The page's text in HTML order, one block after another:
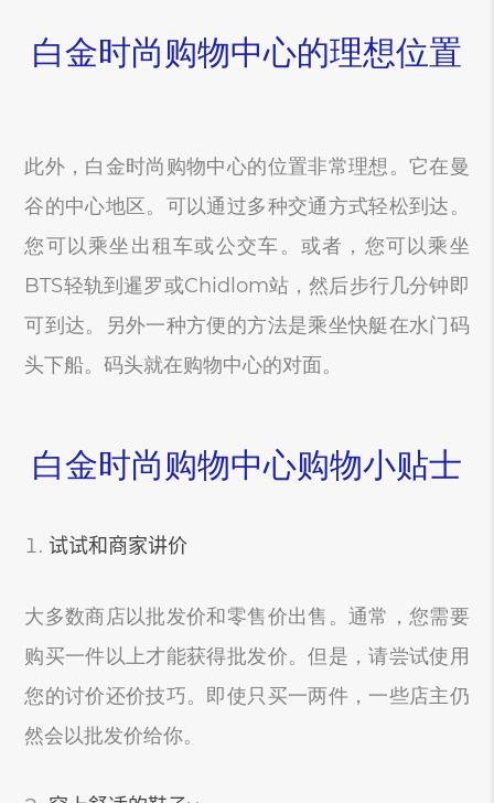
白金时尚购物中心的理想位置
此外，白金时尚购物中心的位置非常理想。它在曼
谷的中心地区。可以通过多种交通方式轻松到达。
您可以乘坐出租车或公交车。或者，您可以乘坐
BTS轻轨到暹罗或Chidlom站，然后步行几分钟即
可到达。另外一种方便的方法是乘坐快艇在水门码
头下船。码头就在购物中心的对面。
白金时尚购物中心购物小贴士
试试和商家讲价
大多数商店以批发价和零售价出售。通常，您需要
购买一件以上才能获得批发价。但是，请尝试使用
您的讨价还价技巧。即使只买一两件，一些店主仍
然会以批发价给你。